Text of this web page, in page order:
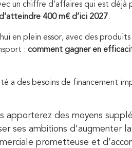
un chiffre d’affaires qui est déjà
400 m€ d’ici 2027.
en plein essor, avec des
: comment gagner en
a des besoins de financement
apporterez des moyens
ses ambitions d’augmenter
prometteuse et